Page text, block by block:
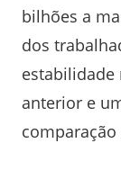
bilhões a
dos
estabilidade
anterior e
comparação